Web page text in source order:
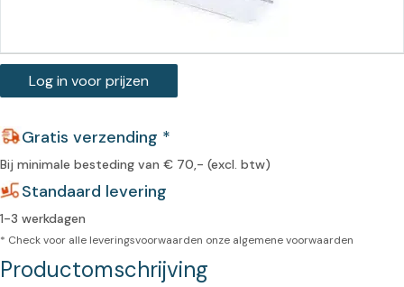
Log in voor prijzen
Gratis verzending *
Bij minimale besteding van € 70,- (excl. btw)
Standaard levering
1-3 werkdagen
* Check voor alle leveringsvoorwaarden onze algemene voorwaarden
Productomschrijving